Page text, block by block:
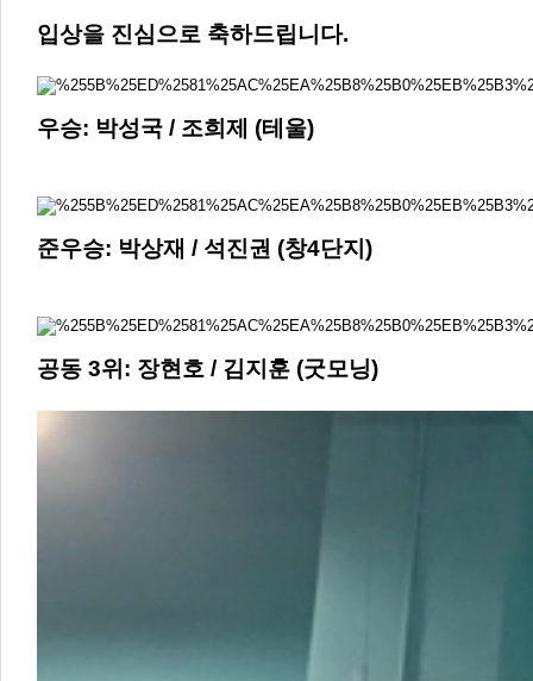
입상을 진심으로 축하드립니다.
우승: 박성국 / 조희제 (테울)
준우승: 박상재 / 석진권 (창4단지)
공동 3위: 장현호 / 김지훈 (굿모닝)